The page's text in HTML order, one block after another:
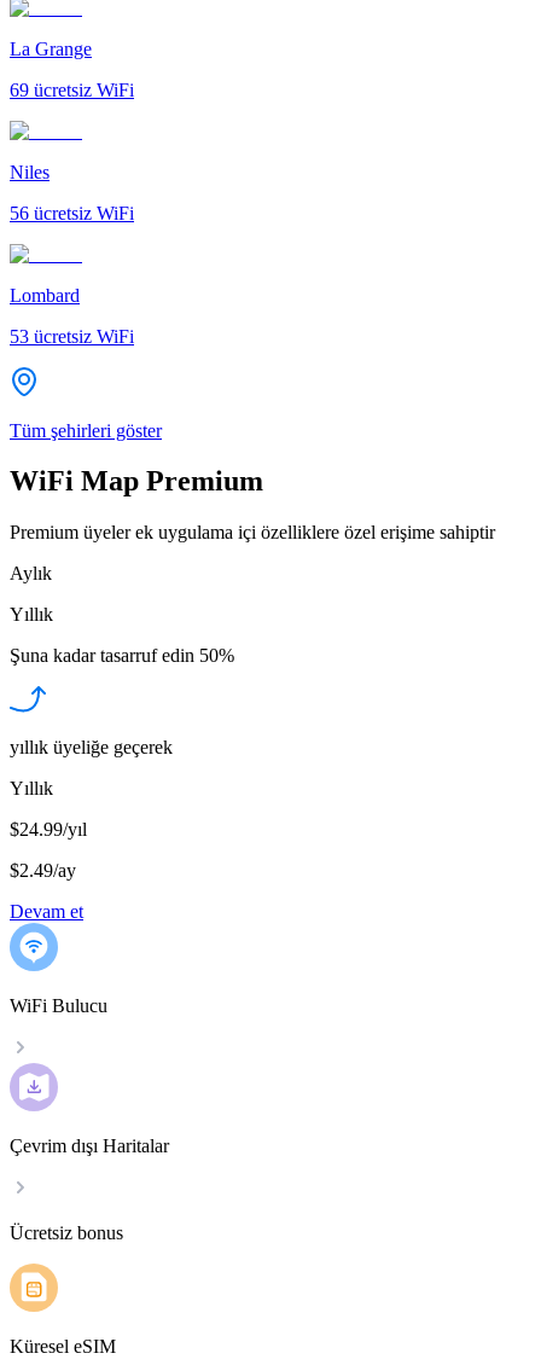
La Grange
69 ücretsiz WiFi
Niles
56 ücretsiz WiFi
Lombard
53 ücretsiz WiFi
Tüm şehirleri göster
WiFi Map Premium
Premium üyeler ek uygulama içi özelliklere özel erişime sahiptir
Aylık
Yıllık
Şuna kadar tasarruf edin 50%
yıllık üyeliğe geçerek
Yıllık
$24.99/yıl
$2.49/ay
Devam et
WiFi Bulucu
Çevrim dışı Haritalar
Ücretsiz bonus
Küresel eSIM